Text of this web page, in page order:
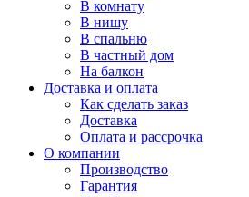
В комнату
В нишу
В спальню
В частный дом
На балкон
Доставка и оплата
Как сделать заказ
Доставка
Оплата и рассрочка
О компании
Производство
Гарантия